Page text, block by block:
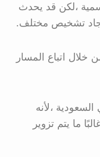
،لكن قد يحدث
تشخيص مختلف.
خلال اتباع المسار
،لأنه
ما يتم تزوير